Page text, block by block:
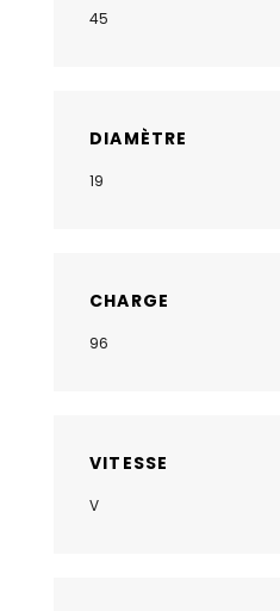
45
DIAMÈTRE
19
CHARGE
96
VITESSE
V